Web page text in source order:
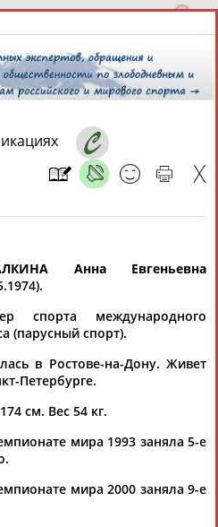
2026 года,
СПЕЦИАЛИСТЫ
Расширенный поиск
Мария
АБАКУМОВА
Юлия
АБАЧАРАЕВ
Ростом
АБАШИДЗЕ
Анна Евгеньевна
спорта международного
(парусный спорт).
в Ростове-на-Дону. Живет
Петербурге.
см. Вес 54 кг.
мира 1993 заняла 5-е
мира 2000 заняла 9-е